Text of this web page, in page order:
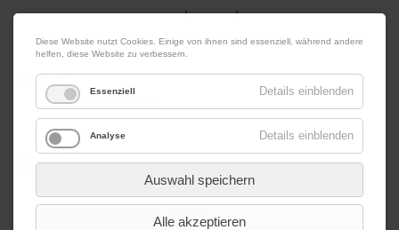
06. August 2026 Impressum|Kontakt|Datenschutz
Werbung
Menü
von Redaktion
Diese Website nutzt Cookies. Einige von ihnen sind essenziell, während andere
helfen, diese Website zu verbessern.
Essenziell Details einblenden
Analyse Details einblenden
Auswahl speichern
Alle akzeptieren